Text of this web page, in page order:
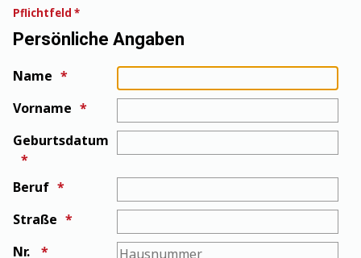
Pflichtfeld *
Persönliche Angaben
Name
Vorname
Geburtsdatum
Beruf
Straße
Nr.